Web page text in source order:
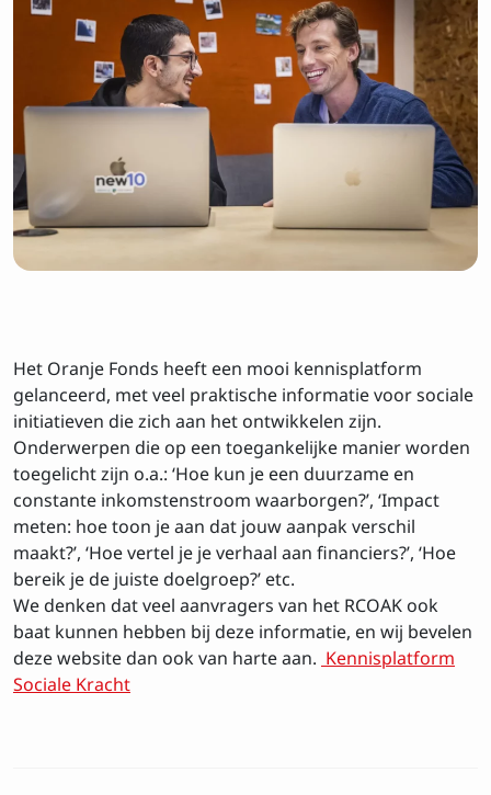
Het Oranje Fonds heeft een mooi kennisplatform
gelanceerd, met veel praktische informatie voor sociale
initiatieven die zich aan het ontwikkelen zijn.
Onderwerpen die op een toegankelijke manier worden
toegelicht zijn o.a.: ‘Hoe kun je een duurzame en
constante inkomstenstroom waarborgen?’, ‘Impact
meten: hoe toon je aan dat jouw aanpak verschil
maakt?’, ‘Hoe vertel je je verhaal aan financiers?’, ‘Hoe
bereik je de juiste doelgroep?’ etc.
We denken dat veel aanvragers van het RCOAK ook
baat kunnen hebben bij deze informatie, en wij bevelen
deze website dan ook van harte aan. Kennisplatform
Sociale Kracht
Inschrijven op de
nieuwsbrief